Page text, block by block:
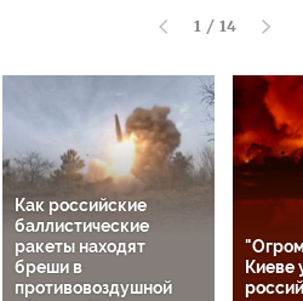
1 / 14
Как российские
баллистические
ракеты находят
бреши в
противовоздушной
Киеве